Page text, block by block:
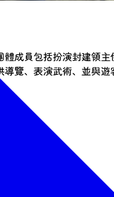
成員包括扮演封建領
覽、表演武術、並與